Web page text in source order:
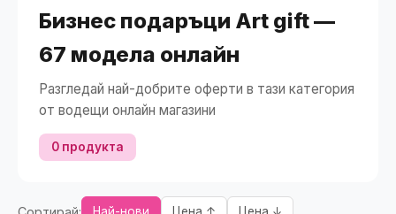
Бизнес подаръци Art gift —
67 модела онлайн
Разгледай най-добрите оферти в тази категория
от водещи онлайн магазини
0 продукта